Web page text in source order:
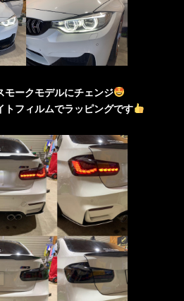
モークモデルにチェンジ
トフィルムでラッピングです